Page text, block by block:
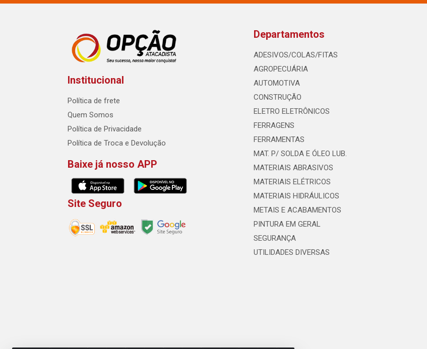
Institucional
Política de frete
Quem Somos
Política de Privacidade
Política de Troca e Devolução
Baixe já nosso APP
Site Seguro
Departamentos
ADESIVOS/COLAS/FITAS
AGROPECUÁRIA
AUTOMOTIVA
CONSTRUÇÃO
ELETRO ELETRÔNICOS
FERRAGENS
FERRAMENTAS
MAT. P/ SOLDA E ÓLEO LUB.
MATERIAIS ABRASIVOS
MATERIAIS ELÉTRICOS
MATERIAIS HIDRÁULICOS
METAIS E ACABAMENTOS
PINTURA EM GERAL
SEGURANÇA
UTILIDADES DIVERSAS